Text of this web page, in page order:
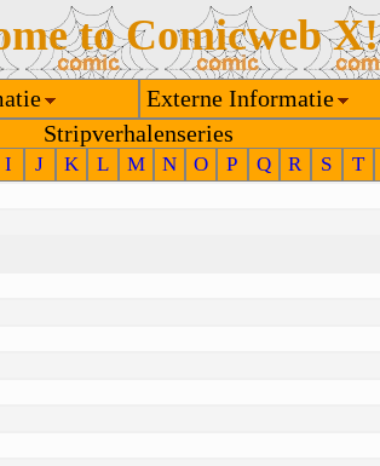
to Comicweb X!
Externe Informatie
Stripverhalenseries
I J K L M N O P Q R S T